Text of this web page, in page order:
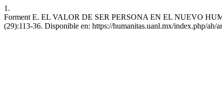
1.
Forment E. EL VALOR DE SER PERSONA EN EL NUEVO
(29):113-36. Disponible en: https://humanitas.uanl.mx/index.php/ah/